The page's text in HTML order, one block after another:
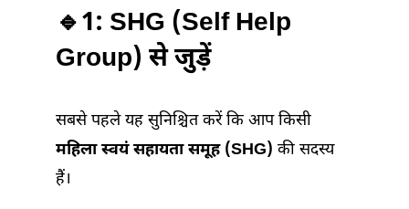
🔹1: SHG (Self Help
Group) से जुड़ें
सबसे पहले यह सुनिश्चित करें कि आप किसी
महिला स्वयं सहायता समूह (SHG) की सदस्य
हैं।